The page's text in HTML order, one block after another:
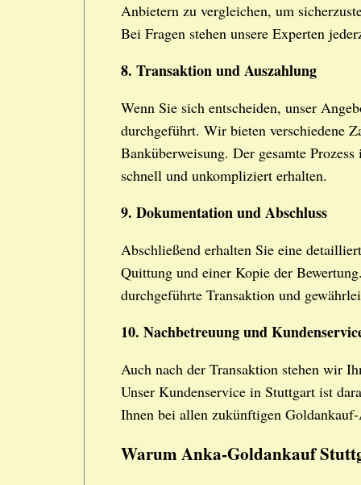
Anbietern zu vergleichen, um
Bei Fragen stehen unsere Experten
8. Transaktion und Auszahlung
Wenn Sie sich entscheiden, unser
durchgeführt. Wir bieten verschiedene
Banküberweisung. Der gesamte
schnell und unkompliziert erhalten.
9. Dokumentation und Abschluss
Abschließend erhalten Sie eine
Quittung und einer Kopie der
durchgeführte Transaktion und
10. Nachbetreuung und
Auch nach der Transaktion stehen wir
Unser Kundenservice in Stuttgart ist
Ihnen bei allen zukünftigen
Warum Anka-Goldankauf